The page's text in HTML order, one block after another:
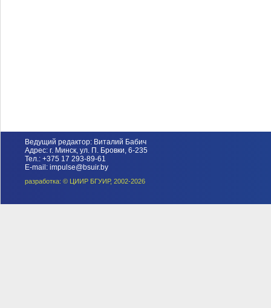
Ведущий редактор: Виталий Бабич
Адрес: г. Минск, ул. П. Бровки, 6-235
Тел.: +375 17 293-89-61
E-mail: impulse@bsuir.by
разработка: © ЦИИР БГУИР, 2002-2026